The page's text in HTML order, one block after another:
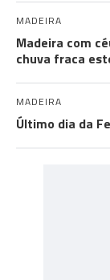
MADEIRA
Madeira com
chuva fraca
MADEIRA
Último dia da